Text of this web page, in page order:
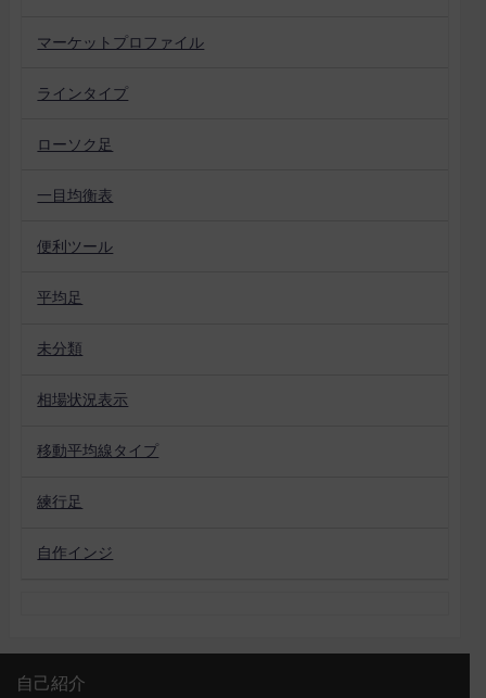
マーケットプロファイル
ラインタイプ
ローソク足
一目均衡表
便利ツール
平均足
未分類
相場状況表示
移動平均線タイプ
練行足
自作インジ
自己紹介